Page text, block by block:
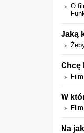
O
Jaką
Chcę
W
Na